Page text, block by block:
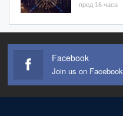
пред 16 часа
Facebook
Join us on Facebook